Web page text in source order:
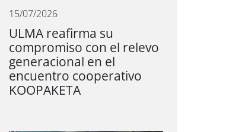
15/07/2026
ULMA reafirma su
compromiso con el relevo
generacional en el
encuentro cooperativo
KOOPAKETA